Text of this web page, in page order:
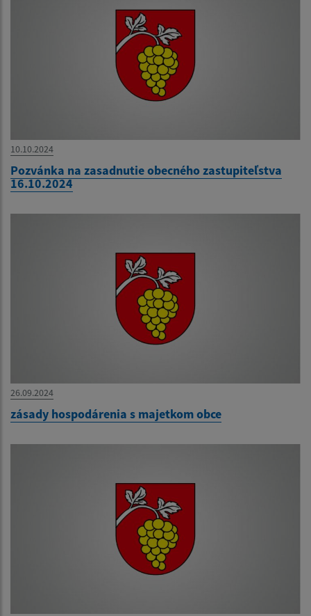
10.10.2024
Pozvánka na zasadnutie obecného zastupiteľstva
16.10.2024
26.09.2024
zásady hospodárenia s majetkom obce